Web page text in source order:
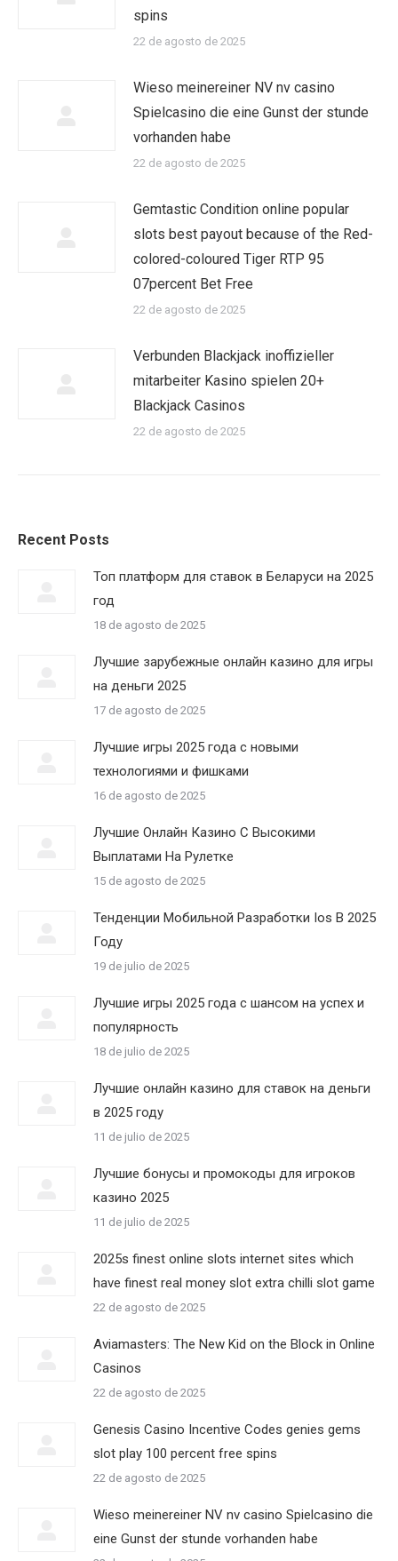
spins
22 de agosto de 2025
Wieso meinereiner NV nv casino
Spielcasino die eine Gunst der stunde
vorhanden habe
22 de agosto de 2025
Gemtastic Condition online popular
slots best payout because of the Red-
colored-coloured Tiger RTP 95
07percent Bet Free
22 de agosto de 2025
Verbunden Blackjack inoffizieller
mitarbeiter Kasino spielen 20+
Blackjack Casinos
22 de agosto de 2025
Recent Posts
Топ платформ для ставок в Беларуси на 2025
год
18 de agosto de 2025
Лучшие зарубежные онлайн казино для игры
на деньги 2025
17 de agosto de 2025
Лучшие игры 2025 года с новыми
технологиями и фишками
16 de agosto de 2025
Лучшие Онлайн Казино С Высокими
Выплатами На Рулетке
15 de agosto de 2025
Тенденции Мобильной Разработки Ios В 2025
Году
19 de julio de 2025
Лучшие игры 2025 года с шансом на успех и
популярность
18 de julio de 2025
Лучшие онлайн казино для ставок на деньги
в 2025 году
11 de julio de 2025
Лучшие бонусы и промокоды для игроков
казино 2025
11 de julio de 2025
2025s finest online slots internet sites which
have finest real money slot extra chilli slot game
22 de agosto de 2025
Aviamasters: The New Kid on the Block in Online
Casinos
22 de agosto de 2025
Genesis Casino Incentive Codes genies gems
slot play 100 percent free spins
22 de agosto de 2025
Wieso meinereiner NV nv casino Spielcasino die
eine Gunst der stunde vorhanden habe